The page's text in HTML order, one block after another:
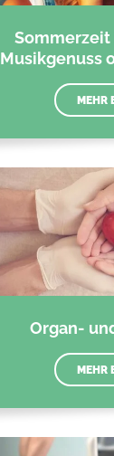
Sommerzeit
Musikgenuss
MEHR
Organ-
MEHR